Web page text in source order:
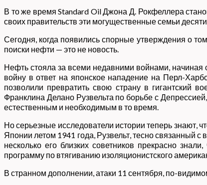
В то же время Standard Oil Джона Д. Рокфеллера
своих правительств эти могущественные семьи
Сегодня, когда появились спорные утверждения о
поиски нефти — это не новость.
Нефть стояла за всеми недавними войнами, начиная
войну в ответ на японское нападение на Перл-
позволили превратить свою страну в гигантский
Франклина Делано Рузвельта по борьбе с
естественным и необходимым в то время.
Но серьезные исследователи истории теперь знают,
Японии летом 1941 года, Рузвельт, тесно связанный
несколько его близких советников прекрасно
программу по втягиванию изоляционистского
В странном дополнении, атаки 11 сентября, по-